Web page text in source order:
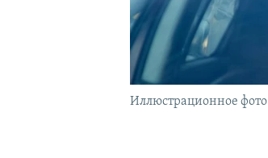
Иллюстрационное фото